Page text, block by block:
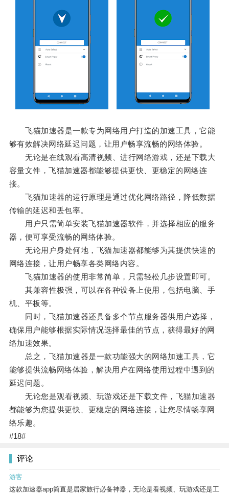
飞猫加速器是一款专为网络用户打造的加速工具，它能
够有效解决网络延迟问题，让用户畅享流畅的网络体验。
无论是在线观看高清视频、进行网络游戏，还是下载大
容量文件，飞猫加速器都能够提供更快、更稳定的网络连
接。
飞猫加速器的运行原理是通过优化网络路径，降低数据
传输的延迟和丢包率。
用户只需简单安装飞猫加速器软件，并选择相应的服务
器，便可享受流畅的网络体验。
无论用户身处何地，飞猫加速器都能够为其提供快速的
网络连接，让用户畅享各类网络内容。
飞猫加速器的使用非常简单，只需轻松几步设置即可。
其兼容性极强，可以在各种设备上使用，包括电脑、手
机、平板等。
同时，飞猫加速器还具备多个节点服务器供用户选择，
确保用户能够根据实际情况选择最佳的节点，获得最好的网
络加速效果。
总之，飞猫加速器是一款功能强大的网络加速工具，它
能够提供流畅网络体验，解决用户在网络使用过程中遇到的
延迟问题。
无论您是观看视频、玩游戏还是下载文件，飞猫加速器
都能够为您提供更快、更稳定的网络连接，让您尽情畅享网
络乐趣。
#18#
评论
游客
这款加速器app简直是居家旅行必备神器，无论是看视频、玩游戏还是工